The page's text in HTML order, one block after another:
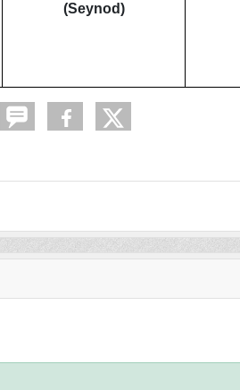
(Seynod)